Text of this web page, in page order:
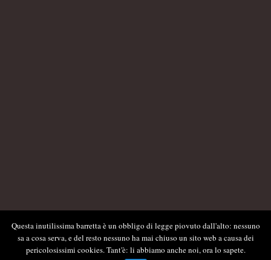
Questa inutilissima barretta è un obbligo di legge piovuto dall'alto: nessuno
sa a cosa serva, e del resto nessuno ha mai chiuso un sito web a causa dei
pericolosissimi cookies. Tant'è: li abbiamo anche noi, ora lo sapete.